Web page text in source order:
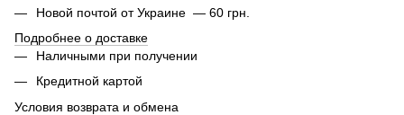
Новой почтой от Украине — 60 грн.
Подробнее о доставке
Наличными при получении
Кредитной картой
Условия возврата и обмена